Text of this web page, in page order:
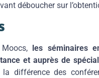
déboucher sur
les séminaires
et auprès de
différence des